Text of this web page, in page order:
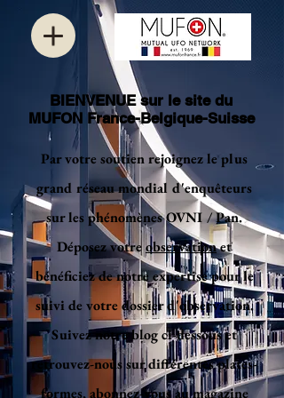
BIENVENUE sur le site du
MUFON France-Belgique-Suisse
Par votre soutien rejoignez le plus
grand réseau mondial d'enquêteurs
sur les phénomènes OVNI / Pan.
Déposez votreobservationet
bénéficiez de notre expertise pour le
suivi de votre dossier d'observation.
Suivez notre blog ci-dessous et
retrouvez-nous sur différentes plates-
formes, abonnez-vous au magazine